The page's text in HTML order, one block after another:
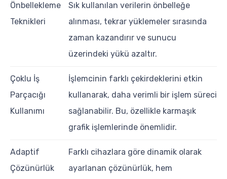
Önbellekleme
Teknikleri
Sık kullanılan verilerin önbelleğe
alınması, tekrar yüklemeler sırasında
zaman kazandırır ve sunucu
üzerindeki yükü azaltır.
Çoklu İş
Parçacığı
Kullanımı
İşlemcinin farklı çekirdeklerini etkin
kullanarak, daha verimli bir işlem süreci
sağlanabilir. Bu, özellikle karmaşık
grafik işlemlerinde önemlidir.
Adaptif
Çözünürlük
Farklı cihazlara göre dinamik olarak
ayarlanan çözünürlük, hem